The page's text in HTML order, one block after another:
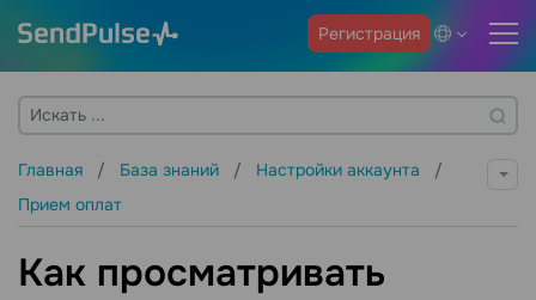
Регистрация
Главная База знаний
Настройки аккаунта
Прием оплат
Как просматривать